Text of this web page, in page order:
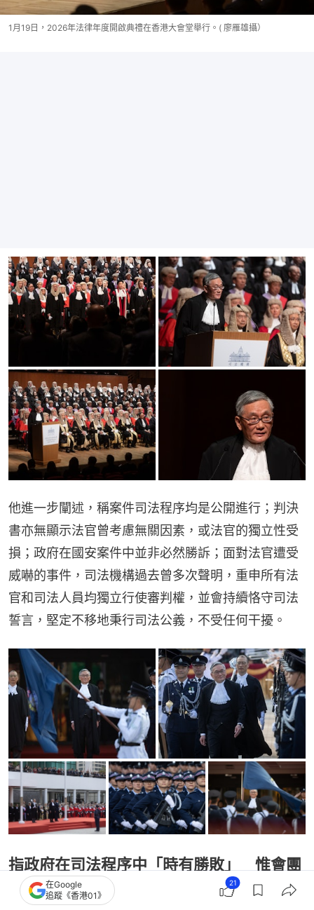
1月19日，2026年法律年度開啟典禮在香港大會堂舉行。( 廖雁雄攝）
他進一步闡述，稱案件司法程序均是公開進行；判決
書亦無顯示法官曾考慮無關因素，或法官的獨立性受
損；政府在國安案件中並非必然勝訴；面對法官遭受
威嚇的事件，司法機構過去曾多次聲明，重申所有法
官和司法人員均獨立行使審判權，並會持續恪守司法
誓言，堅定不移地秉行司法公義，不受任何干擾。
指政府在司法程序中「時有勝敗」 惟會團
結一致在Google
追蹤《香港01》
21